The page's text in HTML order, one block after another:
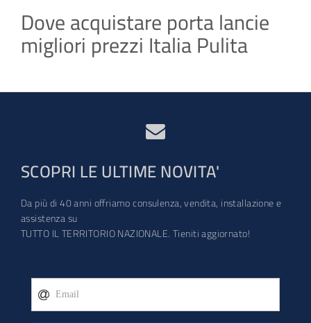
Dove acquistare porta lancie
migliori prezzi Italia Pulita
SCOPRI LE ULTIME NOVITA'
Da più di 40 anni offriamo consulenza, vendita, installazione e
assistenza su
TUTTO IL TERRITORIO NAZIONALE. Tieniti aggiornato!